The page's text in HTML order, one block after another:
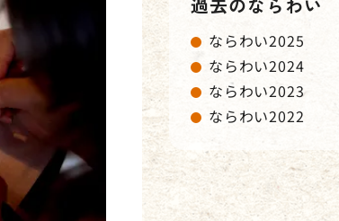
ならわい2025
ならわい2024
ならわい2023
ならわい2022